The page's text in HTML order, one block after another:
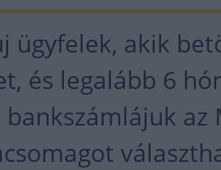
ügyfelek, akik
és legalább 6
bankszámlájuk az